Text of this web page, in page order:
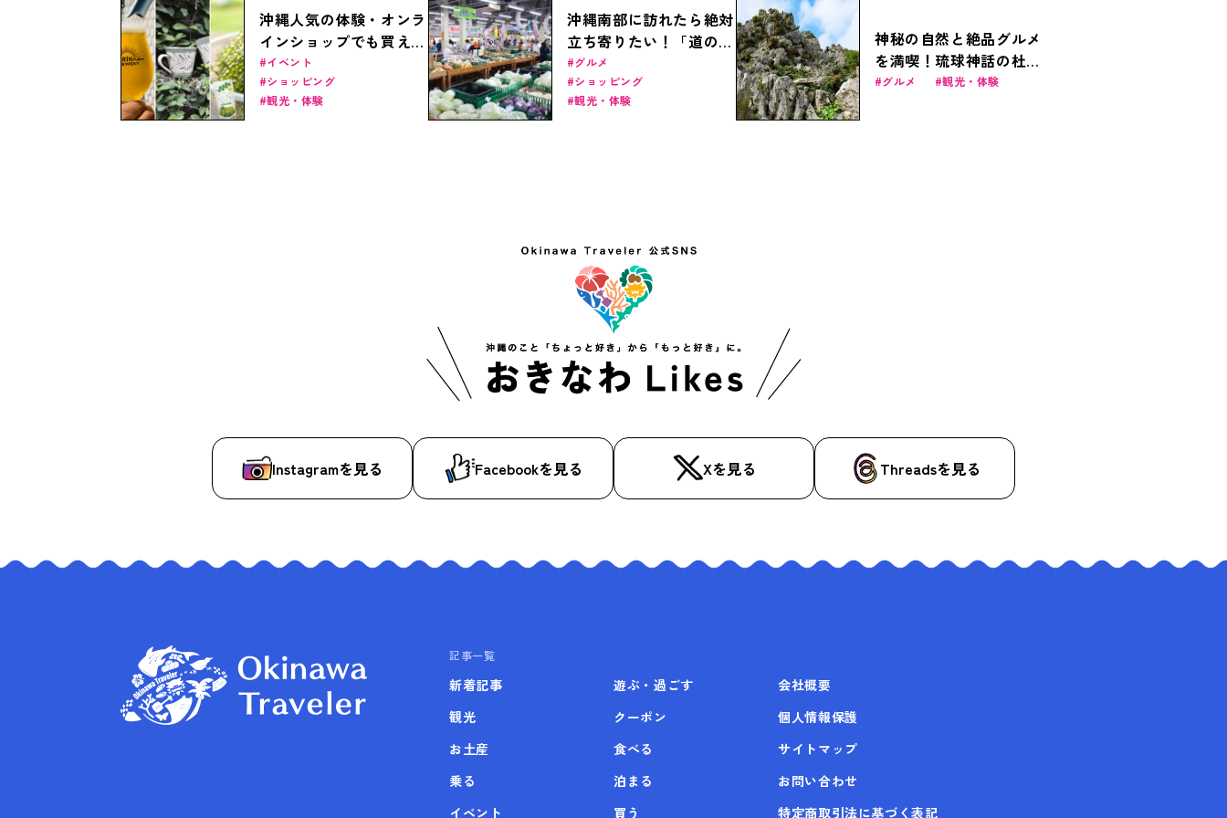
沖縄人気の体験・オンラ
インショップでも買える
お土産3選
イベント
ショッピング
観光・体験
沖縄南部に訪れたら絶対
立ち寄りたい！「道の駅
いとまん」が人気の理由
とは？
グルメ
ショッピング
観光・体験
神秘の自然と絶品グルメ
を満喫！琉球神話の杜を
歩く「アスムイハイク
グルメ 観光・体験
Instagramを見る Facebookを見る Xを見る Threadsを見る
記事一覧
新着記事
観光
お土産
乗る
イベント
遊ぶ・過ごす
クーポン
食べる
泊まる
買う
会社概要
個人情報保護
サイトマップ
お問い合わせ
特定商取引法に基づく表記